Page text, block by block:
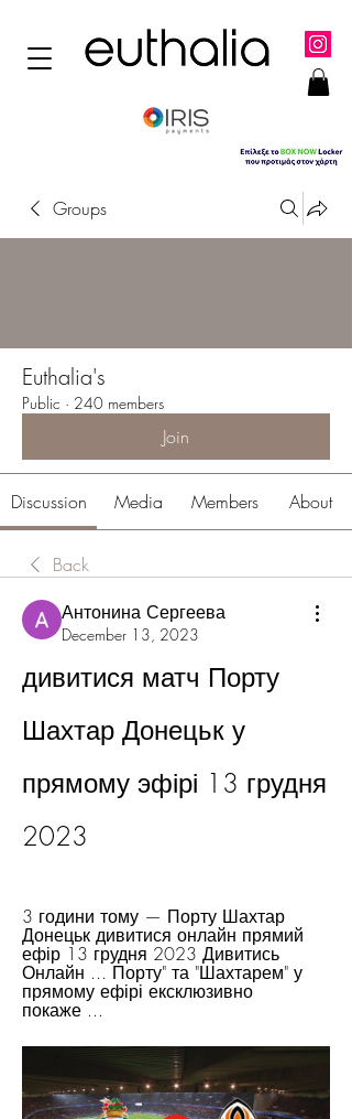
Groups
Euthalia's
Public · 240 members
Join
Discussion Media Members About
Back
Антонина Сергеева
December 13, 2023
дивитися матч Порту
Шахтар Донецьк у
прямому эфірі 13 грудня
2023
3 години тому — Порту Шахтар
Донецьк дивитися онлайн прямий
ефір 13 грудня 2023 Дивитись
Онлайн ... Порту" та "Шахтарем" у
прямому ефірі ексклюзивно
покаже ...